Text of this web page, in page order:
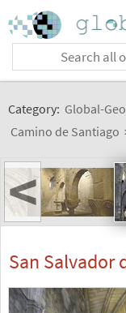
Category: Global-
Camino de Santiago
<
San Salvador